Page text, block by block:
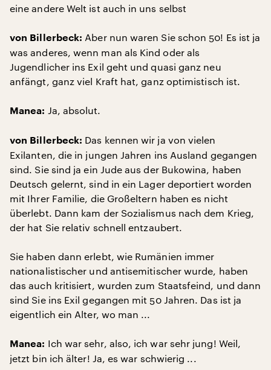
eine andere Welt ist auch in uns selbst
von Billerbeck: Aber nun waren Sie schon 50! Es ist ja
was anderes, wenn man als Kind oder als
Jugendlicher ins Exil geht und quasi ganz neu
anfängt, ganz viel Kraft hat, ganz optimistisch ist.
Manea: Ja, absolut.
von Billerbeck: Das kennen wir ja von vielen
Exilanten, die in jungen Jahren ins Ausland gegangen
sind. Sie sind ja ein Jude aus der Bukowina, haben
Deutsch gelernt, sind in ein Lager deportiert worden
mit Ihrer Familie, die Großeltern haben es nicht
überlebt. Dann kam der Sozialismus nach dem Krieg,
der hat Sie relativ schnell entzaubert.
Sie haben dann erlebt, wie Rumänien immer
nationalistischer und antisemitischer wurde, haben
das auch kritisiert, wurden zum Staatsfeind, und dann
sind Sie ins Exil gegangen mit 50 Jahren. Das ist ja
eigentlich ein Alter, wo man ...
Manea: Ich war sehr, also, ich war sehr jung! Weil,
jetzt bin ich älter! Ja, es war schwierig ...